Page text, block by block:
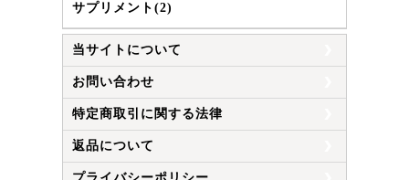
サプリメント(2)
当サイトについて
お問い合わせ
特定商取引に関する法律
返品について